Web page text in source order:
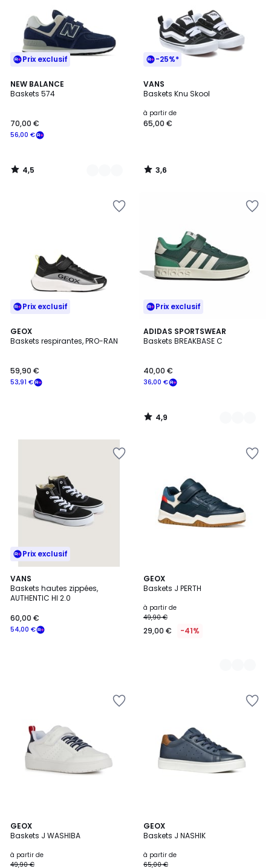
Prix exclusif
NEW BALANCE
Baskets 574
56,00 €
70,00 €
4,5
/ 5
3
Couleurs
4,5
/
-25%*
VANS
Baskets Knu Skool
à partir de
65,00 €
3,6
/ 5
3,6
/
Prix exclusif
GEOX
Baskets respirantes, PRO-RAN
53,91 €
59,90 €
Prix exclusif
ADIDAS SPORTSWEAR
Baskets BREAKBASE C
36,00 €
40,00 €
4,9
/ 5
2
Couleurs
4,9
/
Prix exclusif
VANS
Baskets hautes zippées,
AUTHENTIC HI 2.0
54,00 €
60,00 €
GEOX
Baskets J PERTH
à partir de
49,90 €
29,00 € -41%
5
Couleurs
GEOX
Baskets J WASHIBA
à partir de
49,90 €
2
Couleurs
GEOX
Baskets J NASHIK
à partir de
65,00 €
5
/